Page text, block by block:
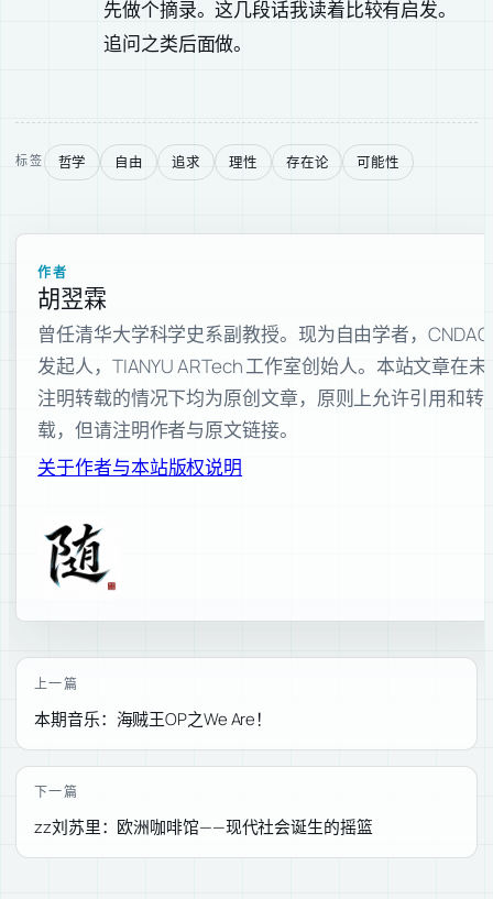
先做个摘录。这几段话我读着比较有启发。
追问之类后面做。
标签 哲学 自由 追求 理性 存在论 可能性
作者
胡翌霖
曾任清华大学科学史系副教授。现为自由学者，CNDAO
发起人，TIANYU ARTech 工作室创始人。本站文章在未
注明转载的情况下均为原创文章，原则上允许引用和转
载，但请注明作者与原文链接。
关于作者与本站版权说明
上一篇
本期音乐：海贼王OP之We Are！
下一篇
zz刘苏里：欧洲咖啡馆——现代社会诞生的摇篮